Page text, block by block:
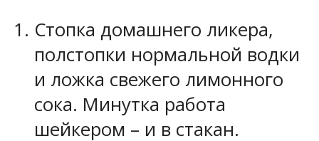
Стопка домашнего ликера,
полстопки нормальной водки
и ложка свежего лимонного
сока. Минутка работа
шейкером – и в стакан.